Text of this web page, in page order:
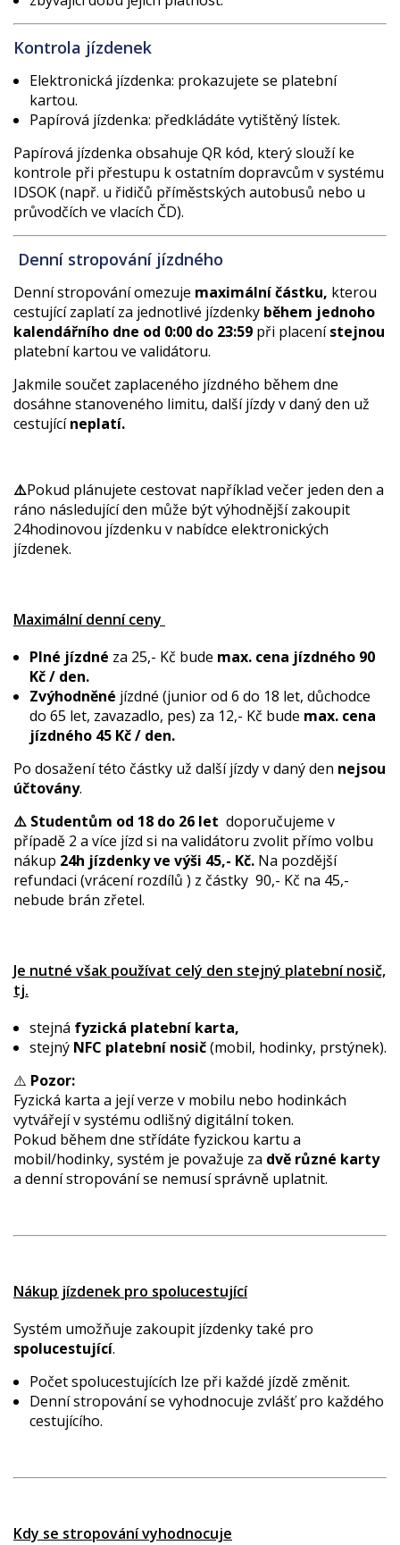
Kontrola jízdenek
Elektronická jízdenka: prokazujete se platební
kartou.
Papírová jízdenka: předkládáte vytištěný lístek.
Papírová jízdenka obsahuje QR kód, který slouží ke
kontrole při přestupu k ostatním dopravcům v systému
IDSOK (např. u řidičů příměstských autobusů nebo u
průvodčích ve vlacích ČD).
Denní stropování jízdného
Denní stropování omezuje maximální částku, kterou
cestující zaplatí za jednotlivé jízdenky během jednoho
kalendářního dne od 0:00 do 23:59 při placenístejnou
platební kartou ve validátoru.
Jakmile součet zaplaceného jízdného během dne
dosáhne stanoveného limitu, další jízdy v daný den už
cestujícíneplatí.
⚠️Pokud plánujete cestovat například večer jeden den a
ráno následující den může být výhodnější zakoupit
24hodinovou jízdenku v nabídce elektronických
jízdenek.
Maximální denní ceny
Plné jízdné za 25,- Kč bude max. cena jízdného 90
Kč / den.
Zvýhodněné jízdné (junior od 6 do 18 let, důchodce
do 65 let, zavazadlo, pes) za 12,- Kč bude max. cena
jízdného 45 Kč / den.
Po dosažení této částky už další jízdy v daný den nejsou
účtovány.
⚠️ Studentům od 18 do 26 let doporučujeme v
případě 2 a více jízd si na validátoru zvolit přímo volbu
nákup 24h jízdenky ve výši 45,- Kč. Na pozdější
refundaci (vrácení rozdílů ) z částky 90,- Kč na 45,-
nebude brán zřetel.
Je nutné však používat celý den stejný platební nosič,
tj.
stejná fyzická platební karta,
stejný NFC platební nosič(mobil, hodinky, prstýnek).
⚠️ Pozor:
Fyzická karta a její verze v mobilu nebo hodinkách
vytvářejí v systému odlišný digitální token.
Pokud během dne střídáte fyzickou kartu a
mobil/hodinky, systém je považuje za dvě různé karty
a denní stropování se nemusí správně uplatnit.
Nákup jízdenek pro spolucestující
Systém umožňuje zakoupit jízdenky také pro
spolucestující.
Počet spolucestujících lze při každé jízdě změnit.
Denní stropování se vyhodnocuje zvlášť pro každého
cestujícího.
Kdy se stropování vyhodnocuje